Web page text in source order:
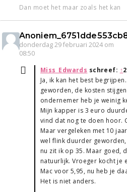
Dan moet het maar zoals het kan
donderdag 29 februari 2024 om
08:50
Miss_Edwards schreef: ↑
Ja, ik kan het best
geworden, de kosten
ondernemer heb je weinig
Mijn kapper is 3 euro
vind dat nog te doen hoor.
Maar vergeleken met 10
wel flink duurder
nu zit ik op 35. Maar goed,
natuurlijk. Vroeger kocht je
Mac voor 5,95, nu heb je
Het is niet anders.